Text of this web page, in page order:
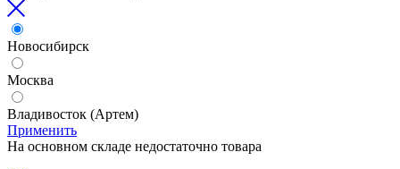
Новосибирск
Москва
Владивосток (Артем)
Применить
На основном складе недостаточно товара